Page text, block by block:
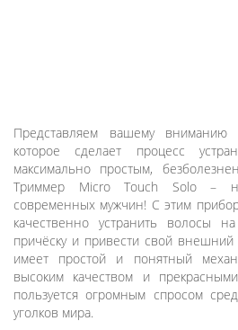
Представляем вашему вниманию
которое сделает процесс
максимально простым,
Триммер Micro Touch Solo –
современных мужчин! С этим
качественно устранить волосы
причёску и привести свой
имеет простой и понятный
высоким качеством и
пользуется огромным спросом
уголков мира.